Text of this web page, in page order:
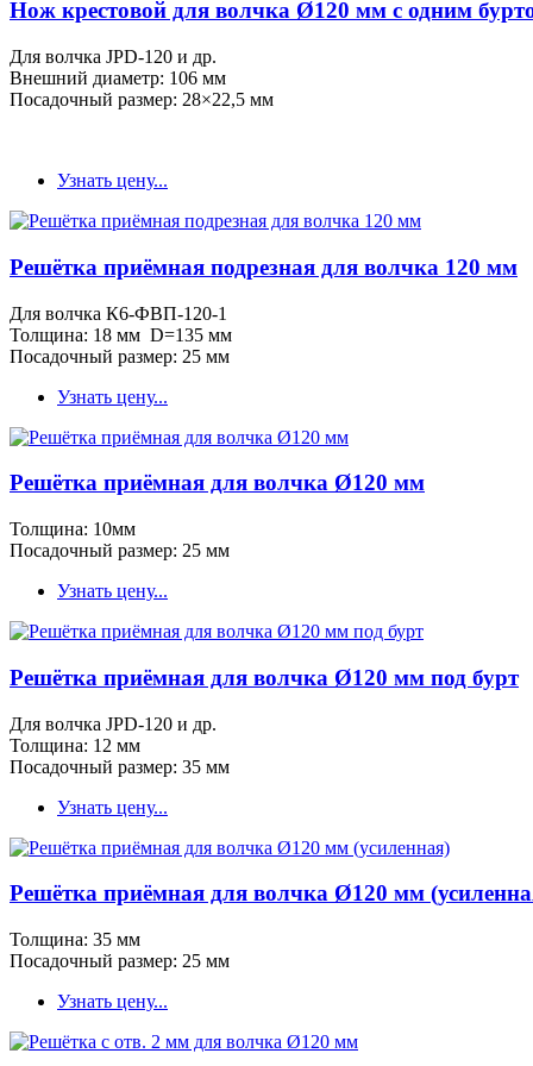
Нож крестовой для волчка Ø120 мм с одним
Для волчка JPD-120 и др.
Внешний диаметр: 106 мм
Посадочный размер: 28×22,5 мм
Узнать цену...
Решётка приёмная подрезная для волчка 120 мм
Для волчка К6-ФВП-120-1
Толщина: 18 мм D=135 мм
Посадочный размер: 25 мм
Узнать цену...
Решётка приёмная для волчка Ø120 мм
Толщина: 10мм
Посадочный размер: 25 мм
Узнать цену...
Решётка приёмная для волчка Ø120 мм под бурт
Для волчка JPD-120 и др.
Толщина: 12 мм
Посадочный размер: 35 мм
Узнать цену...
Решётка приёмная для волчка Ø120 мм
Толщина: 35 мм
Посадочный размер: 25 мм
Узнать цену...